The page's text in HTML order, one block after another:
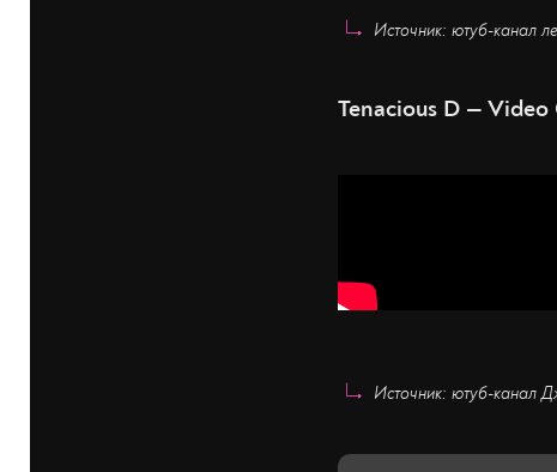
Источник: ютуб-канал
Tenacious D — Video
Источник: ютуб-канал